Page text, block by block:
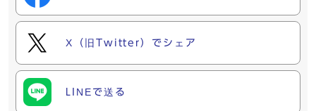
X（旧Twitter）でシェア
LINEで送る